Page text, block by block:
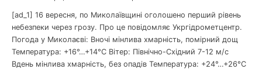
[ad_1] 16 вересня, по Миколаївщині оголошено перший рівень
небезпеки через грозу. Про це повідомляє Укргідрометцентр.
Погода у Миколаєві: Вночі мінлива хмарність, помірний дощ
Температура: +16°…+14°C Вітер: Північно-Східний 7-12 м/с
Вдень мінлива хмарність, без опадів Температура: +24°…+26°C